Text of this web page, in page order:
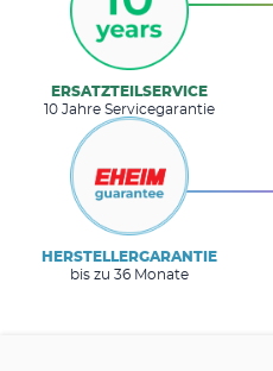
ERSATZTEILSERVICE
10 Jahre Servicegarantie
HERSTELLERGARANTIE
bis zu 36 Monate